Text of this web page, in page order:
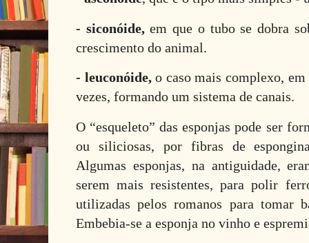
- siconóide,em que o tubo se dobra
crescimento do animal.
- leuconóide,o caso mais complexo, em
vezes, formando um sistema de canais.
O “esqueleto” das esponjas pode ser
ou siliciosas, por fibras de
Algumas esponjas, na antiguidade,
serem mais resistentes, para polir
utilizadas pelos romanos para tomar
Embebia-se a esponja no vinho e